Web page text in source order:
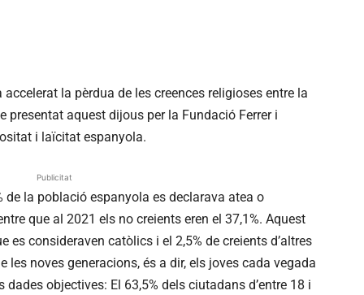
la pèrdua de les creences religioses entre la
aquest dijous per la Fundació Ferrer i
i laïcitat espanyola.
Publicitat
de la població espanyola es declarava atea o
que al 2021 els no creients eren el 37,1%. Aquest
es consideraven catòlics i el 2,5% de creients d’altres
les noves generacions, és a dir, els joves cada vegada
objectives: El 63,5% dels ciutadans d’entre 18 i